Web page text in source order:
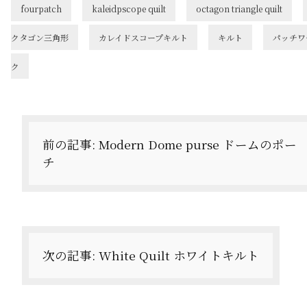
fourpatch kaleidpscope quilt octagon triangle quilt
クタゴン三角形 カレイドスコープキルト キルト パッチ
ク
前の記事: Modern Dome purse ドームのポー
チ
次の記事: White Quilt ホワイトキルト